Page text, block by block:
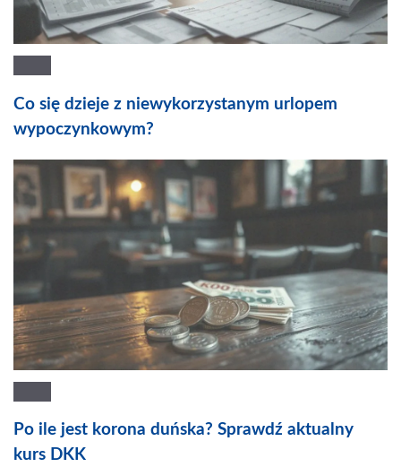
Co się dzieje z niewykorzystanym urlopem
wypoczynkowym?
Po ile jest korona duńska? Sprawdź aktualny
kurs DKK